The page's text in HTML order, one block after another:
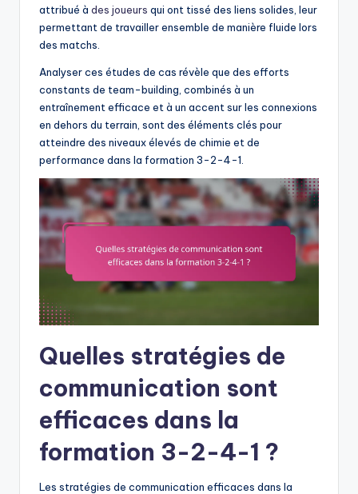
attribué à des joueurs qui ont tissé des liens solides, leur
permettant de travailler ensemble de manière fluide lors
des matchs.
Analyser ces études de cas révèle que des efforts
constants de team-building, combinés à un
entraînement efficace et à un accent sur les connexions
en dehors du terrain, sont des éléments clés pour
atteindre des niveaux élevés de chimie et de
performance dans la formation 3-2-4-1.
Quelles stratégies de
communication sont
efficaces dans la
formation 3-2-4-1 ?
Les stratégies de communication efficaces dans la